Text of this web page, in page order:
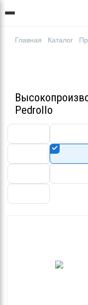
Главная Каталог
Pedrollo